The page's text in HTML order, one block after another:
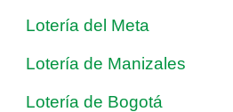
Lotería del Meta
Lotería de Manizales
Lotería de Bogotá